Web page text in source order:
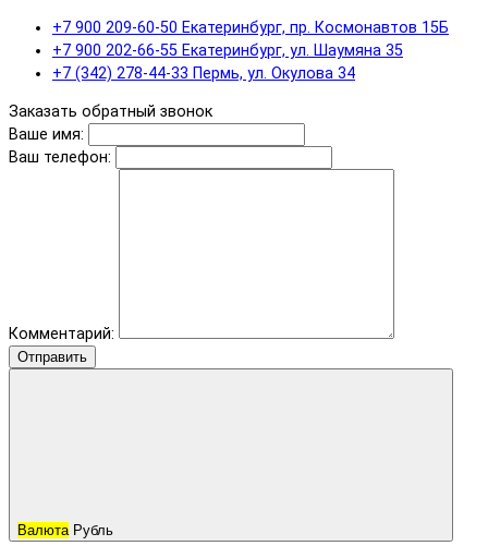
+7 900 209-60-50 Екатеринбург, пр. Космонавтов 15Б
+7 900 202-66-55 Екатеринбург, ул. Шаумяна 35
+7 (342) 278-44-33 Пермь, ул. Окулова 34
Заказать обратный звонок
Ваше имя:
Ваш телефон:
Комментарий:
Отправить
Валюта Рубль